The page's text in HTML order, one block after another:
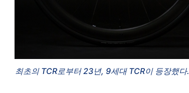
최초의 TCR로부터 23년, 9세대 TCR이 등장했다.